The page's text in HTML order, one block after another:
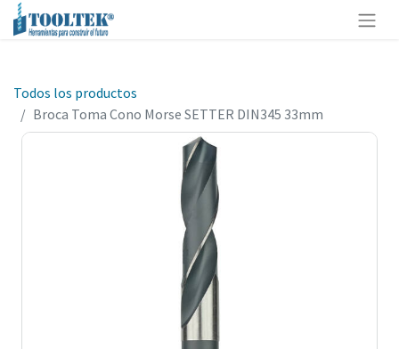
Todos los productos
Broca Toma Cono Morse SETTER DIN345 33mm